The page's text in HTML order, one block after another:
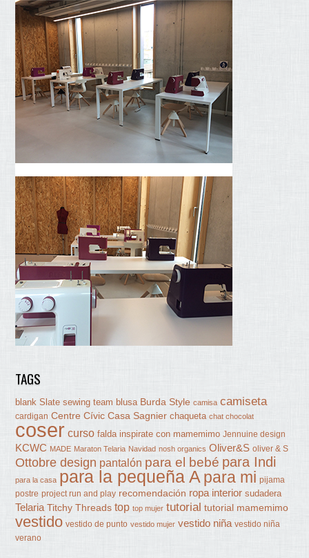
TAGS
blank Slate sewing team blusa Burda Style camisa camiseta
cardigan Centre Cívic Casa Sagnier chaqueta chat chocolat
coser curso falda inspirate con mamemimo Jennuine design
KCWC MADE Maraton Telaria Navidad nosh organics Oliver&S oliver & S
Ottobre design pantalón para el bebé para Indi
para la casa para la pequeña A para mi pijama
postre project run and play recomendación ropa interior sudadera
Telaria Titchy Threads top top mujer tutorial tutorial mamemimo
vestido vestido de punto vestido mujer vestido niña vestido niña
verano